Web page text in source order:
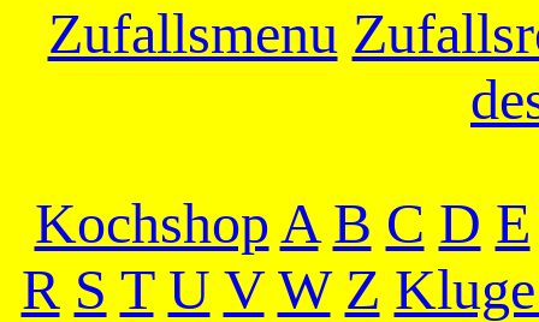
Zufallsmenu
KochshopA B C D E
R S T U V W Z